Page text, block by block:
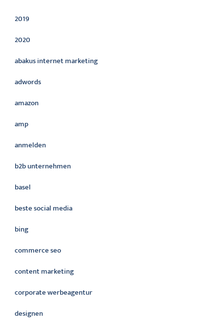
2019
2020
abakus internet marketing
adwords
amazon
amp
anmelden
b2b unternehmen
basel
beste social media
bing
commerce seo
content marketing
corporate werbeagentur
designen